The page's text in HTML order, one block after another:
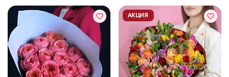
АКЦИЯ